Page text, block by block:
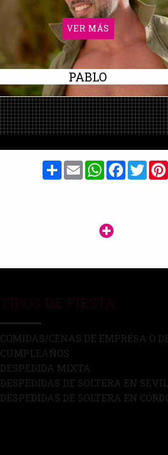
PABLO
VER MÁS
ShareEmailWhatsAppFacebook
TIPOS DE FIESTA
COMIDAS/CENAS DE EMPRESA O
CUMPLEAÑOS
DESPEDIDA MIXTA
DESPEDIDAS DE SOLTERA EN
DESPEDIDAS DE SOLTERA EN